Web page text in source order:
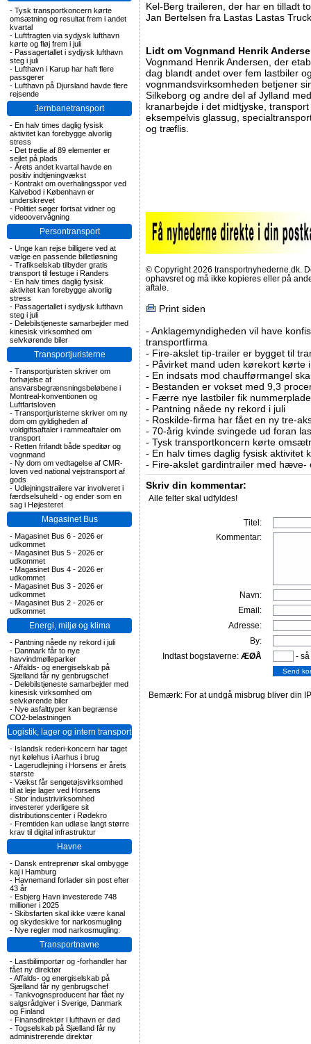
- Tysk transportkoncern kørte
omsætning og resultat frem i andet
kvartal
- Luftfragten via sydjysk lufthavn
kørte og fløj frem i juli
- Passagertallet i sydjysk lufthavn
steg i juli
- Lufthavn i Karup har haft flere
passgerer
- Lufthavn på Djursland havde flere
rejsende
Jernbanetransport
- En halv times daglig fysisk
aktivitet kan forebygge alvorlig
stress
- Det tredie af 89 elementer er
sejlet på plads
- Årets andet kvartal havde en
positiv indtjeningvækst
- Kontrakt om overhalingsspor ved
Kalvebod i København er
underskrevet
- Politiet søger fortsat vidner og
videoovervågning
Persontransport
- Unge kan rejse billigere ved at
vælge en passende billetløsning
- Trafikselskab tilbyder gratis
transport til festuge i Randers
- En halv times daglig fysisk
aktivitet kan forebygge alvorlig
stress
- Passagertallet i sydjysk lufthavn
steg i juli
- Delebilstjeneste samarbejder med
kinesisk virksomhed om
selvkørende biler
Transportjuristerne
- Transportjuristen skriver om
forhøjelse af
ansvarsbegrænsningsbeløbene i
Montreal-konventionen og
Luftfartsloven
- Transportjuristerne skriver om ny
dom om gyldigheden af
voldgiftsaftaler i rammeaftaler om
transport
- Retten frifandt både speditør og
vognmand
- Ny dom om vedtagelse af CMR-
loven ved national vejstransport af
gods
- Udlejningstrailere var involveret i
færdselsuheld - og ender som en
sag i Højesteret
Magasinet Bus
- Magasinet Bus 6 - 2026 er
udkommet
- Magasinet Bus 5 - 2026 er
udkommet
- Magasinet Bus 4 - 2026 er
udkommet
- Magasinet Bus 3 - 2026 er
udkommet
- Magasinet Bus 2 - 2026 er
udkommet
Energi, miljø og klima
- Pantning nåede ny rekord i juli
- Danmark får to nye
havvindmølleparker
-Affalds- og energiselskab på
Sjælland får ny genbrugschef
- Delebilstjeneste samarbejder med
kinesisk virksomhed om
selvkørende biler
- Nye asfalttyper kan begrænse
CO2-belastningen
Logistik, lager og intern transport
- Islandsk rederi-koncern har taget
nyt kølehus i Aarhus i brug
- Lagerudlejning i Horsens er årets
største
- Vækst får sengetøjsvirksomhed
til at leje lager ved Horsens
- Stor industrivirksomhed
investerer yderligere sit
distributionscenter i Rødekro
- Fremtiden kan udløse langt større
krav til digital infrastruktur
Havne
- Dansk entreprenør skal ombygge
kaj i Hamburg
- Havnemand forlader sin post efter
43 år
- Esbjerg Havn investerede 748
millioner i 2025
- Skibsfarten skal ikke være kanal
og skydeskive for narkosmugling
- Nye regler mod narkosmugling:
Transportnavne
- Lastbilimportør og -forhandler har
fået ny direktør
-Affalds- og energiselskab på
Sjælland får ny genbrugschef
- Tankvognsproducent har fået ny
salgsrådgiver i Sverige, Danmark
og Finland
- Finansdirektør i lufthavn er død
- Togselskab på Sjælland får ny
administrerende direktør
Kel-Berg traileren, der har en tilladt
Jan Bertelsen fra Lastas Lastas
Lidt om Vognmand Henrik
Vognmand Henrik Andersen, der
dag blandt andet over fem lastbiler
vognmandsvirksomheden betjener
Silkeborg og andre del af Jylland
kranarbejde i det midtjyske,
eksempelvis glassug,
og træflis.
© Copyright 2026 transportnyhederne.dk.
ophavsret og må ikke kopieres eller på
aftale.
Print siden
- Anklagemyndigheden vil have
transportfirma
- Fire-akslet tip-trailer er bygget til
- Påvirket mand uden kørekort kørte
- En indsats mod chaufførmangel
- Bestanden er vokset med 9,3
- Færre nye lastbiler fik
- Pantning nåede ny rekord i juli
- Roskilde-firma har fået en ny tre-
- 70-årig kvinde svingede ud foran
- Tysk transportkoncern kørte
- En halv times daglig fysisk aktivitet
- Fire-akslet gardintrailer med hæve-
Skriv din kommentar:
Alle felter skal udfyldes!
Titel:
Kommentar:
Navn:
Email:
Adresse:
By:
Indtast bogstaverne: ÆØÅ -
Bemærk: For at undgå misbrug bliver din